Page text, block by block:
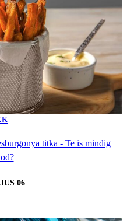
titka - Te is mindig
06